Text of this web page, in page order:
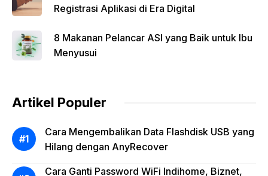
Registrasi Aplikasi di Era Digital
8 Makanan Pelancar ASI yang Baik untuk Ibu
Menyusui
Artikel Populer
Cara Mengembalikan Data Flashdisk USB yang
Hilang dengan AnyRecover
Cara Ganti Password WiFi Indihome, Biznet,